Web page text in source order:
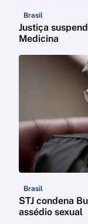
Brasil
Justiça
Medicina
Brasil
STJ condena
assédio sexual